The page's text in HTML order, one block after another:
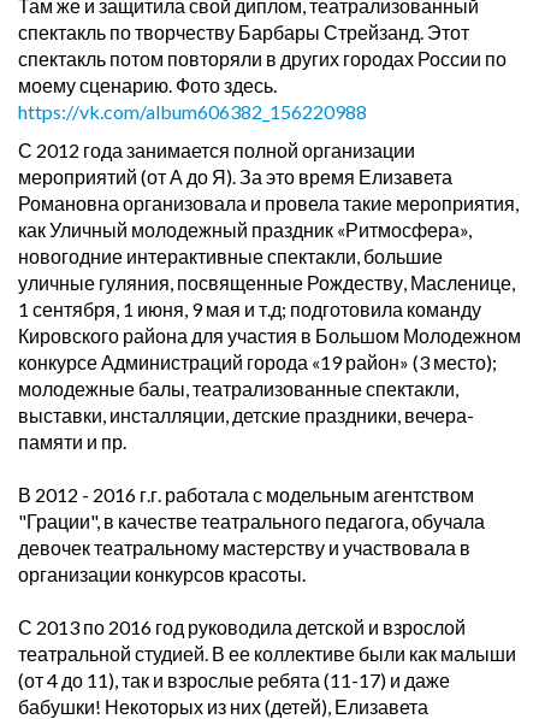
Там же и защитила свой диплом, театрализованный
спектакль по творчеству Барбары Стрейзанд. Этот
спектакль потом повторяли в других городах России по
моему сценарию. Фото здесь.
https://vk.com/album606382_156220988
С 2012 года занимается полной организации
мероприятий (от А до Я). За это время Елизавета
Романовна организовала и провела такие мероприятия,
как Уличный молодежный праздник «Ритмосфера»,
новогодние интерактивные спектакли, большие
уличные гуляния, посвященные Рождеству, Масленице,
1 сентября, 1 июня, 9 мая и т.д; подготовила команду
Кировского района для участия в Большом Молодежном
конкурсе Администраций города «19 район» (3 место);
молодежные балы, театрализованные спектакли,
выставки, инсталляции, детские праздники, вечера-
памяти и пр.
В 2012 - 2016 г.г. работала с модельным агентством
"Грации", в качестве театрального педагога, обучала
девочек театральному мастерству и участвовала в
организации конкурсов красоты.
С 2013 по 2016 год руководила детской и взрослой
театральной студией. В ее коллективе были как малыши
(от 4 до 11), так и взрослые ребята (11-17) и даже
бабушки! Некоторых из них (детей), Елизавета